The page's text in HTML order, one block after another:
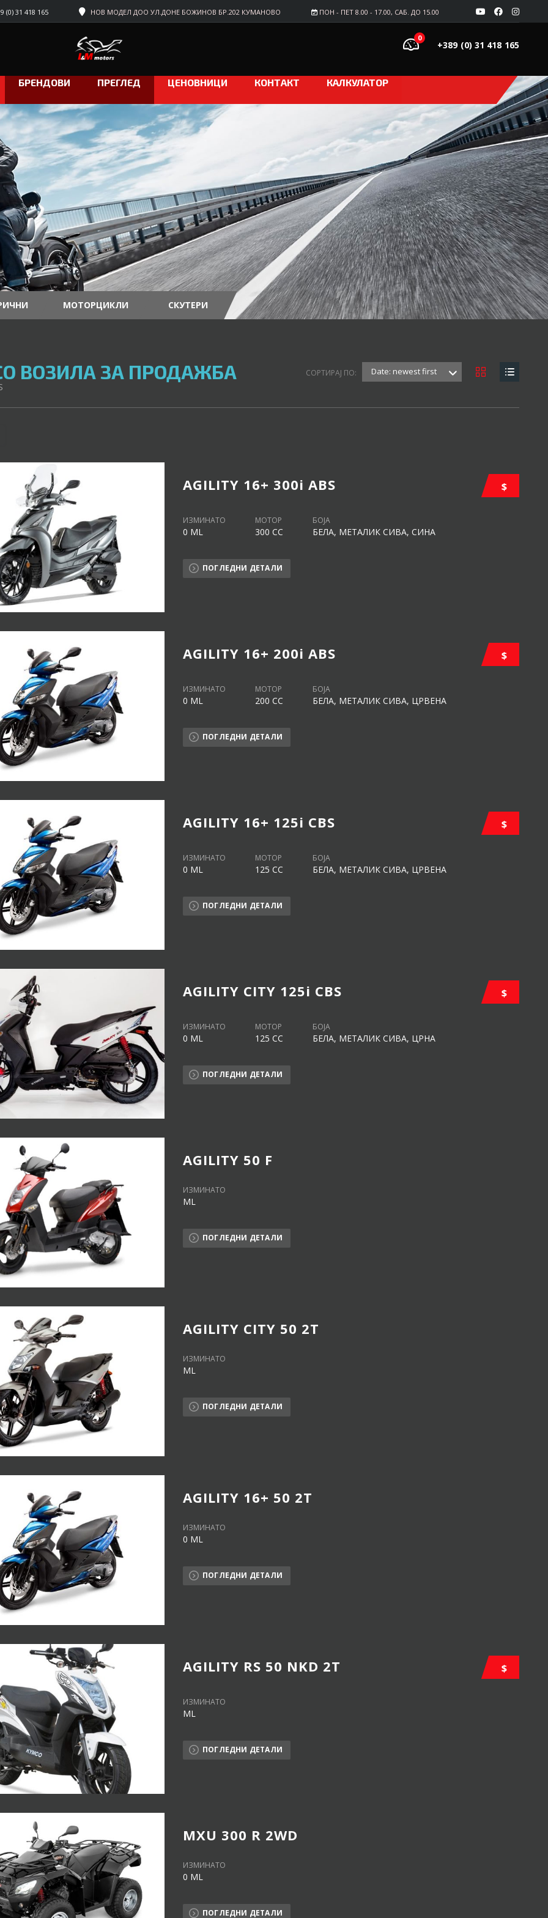
ПОН - ПЕТ 8.00 - 17.00, САБ. ДО 15.00
НОВ МОДЕЛ ДОО УЛ.ДОНЕ БОЖИНОВ БР.202 КУМАНОВО
(0) 31 418 165
+389 (0) 31 418 165
0
БРЕНДОВИ ПРЕГЛЕД ЦЕНОВНИЦИ КОНТАКТ КАЛКУЛАТОР
МОТОРЦИКЛИ СКУТЕРИ
ВОЗИЛА ЗА ПРОДАЖБА СОРТИРАЈ ПО: Date: newest first
$
AGILITY 16+ 300i ABS
ИЗМИНАТО
0 ML
МОТОР
300 CC
БОЈА
БЕЛА, МЕТАЛИК СИВА, СИНА
ПОГЛЕДНИ ДЕТАЛИ
$
AGILITY 16+ 200i ABS
ИЗМИНАТО
0 ML
МОТОР
200 CC
БОЈА
БЕЛА, МЕТАЛИК СИВА, ЦРВЕНА
ПОГЛЕДНИ ДЕТАЛИ
$
AGILITY 16+ 125i CBS
ИЗМИНАТО
0 ML
МОТОР
125 CC
БОЈА
БЕЛА, МЕТАЛИК СИВА, ЦРВЕНА
ПОГЛЕДНИ ДЕТАЛИ
$
AGILITY CITY 125i CBS
ИЗМИНАТО
0 ML
МОТОР
125 CC
БОЈА
БЕЛА, МЕТАЛИК СИВА, ЦРНА
ПОГЛЕДНИ ДЕТАЛИ
AGILITY 50 F
ИЗМИНАТО
ML
ПОГЛЕДНИ ДЕТАЛИ
AGILITY CITY 50 2T
ИЗМИНАТО
ML
ПОГЛЕДНИ ДЕТАЛИ
AGILITY 16+ 50 2T
ИЗМИНАТО
0 ML
ПОГЛЕДНИ ДЕТАЛИ
$
AGILITY RS 50 NKD 2T
ИЗМИНАТО
ML
ПОГЛЕДНИ ДЕТАЛИ
MXU 300 R 2WD
ИЗМИНАТО
0 ML
ПОГЛЕДНИ ДЕТАЛИ